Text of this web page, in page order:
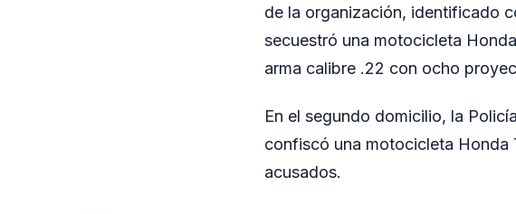
de la organización, identificado
secuestró una motocicleta
arma calibre .22 con ocho
En el segundo domicilio, la
confiscó una motocicleta Honda
acusados.